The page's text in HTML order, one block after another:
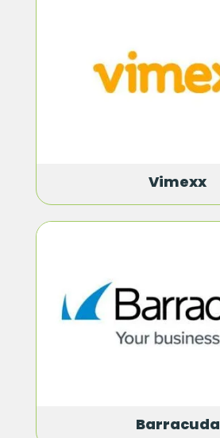
Vimexx
Barracuda